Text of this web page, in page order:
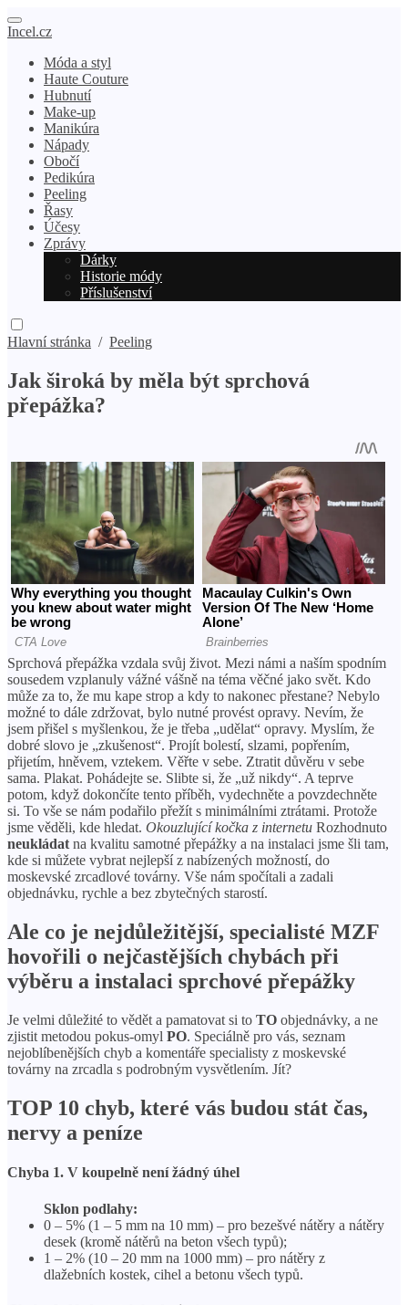
Incel.cz
Móda a styl
Haute Couture
Hubnutí
Make-up
Manikúra
Nápady
Obočí
Pedikúra
Peeling
Řasy
Účesy
Zprávy
Dárky
Historie módy
Příslušenství
Hlavní stránka / Peeling
Jak široká by měla být sprchová
přepážka?
Sprchová přepážka vzdala svůj život. Mezi námi a naším spodním
sousedem vzplanuly vážné vášně na téma věčné jako svět. Kdo
může za to, že mu kape strop a kdy to nakonec přestane? Nebylo
možné to dále zdržovat, bylo nutné provést opravy. Nevím, že
jsem přišel s myšlenkou, že je třeba „udělat“ opravy. Myslím, že
dobré slovo je „zkušenost“. Projít bolestí, slzami, popřením,
přijetím, hněvem, vztekem. Věřte v sebe. Ztratit důvěru v sebe
sama. Plakat. Pohádejte se. Slibte si, že „už nikdy“. A teprve
potom, když dokončíte tento příběh, vydechněte a povzdechněte
si. To vše se nám podařilo přežít s minimálními ztrátami. Protože
jsme věděli, kde hledat. Okouzlující kočka z internetu Rozhodnuto
neukládat na kvalitu samotné přepážky a na instalaci jsme šli tam,
kde si můžete vybrat nejlepší z nabízených možností, do
moskevské zrcadlové továrny. Vše nám spočítali a zadali
objednávku, rychle a bez zbytečných starostí.
Ale co je nejdůležitější, specialisté MZF
hovořili o nejčastějších chybách při
výběru a instalaci sprchové přepážky
Je velmi důležité to vědět a pamatovat si to TO objednávky, a ne
zjistit metodou pokus-omyl PO. Speciálně pro vás, seznam
nejoblíbenějších chyb a komentáře specialisty z moskevské
továrny na zrcadla s podrobným vysvětlením. Jít?
TOP 10 chyb, které vás budou stát čas,
nervy a peníze
Chyba 1. V koupelně není žádný úhel
Sklon podlahy:
0 – 5% (1 – 5 mm na 10 mm) – pro bezešvé nátěry a nátěry
desek (kromě nátěrů na beton všech typů);
1 – 2% (10 – 20 mm na 1000 mm) – pro nátěry z
dlažebních kostek, cihel a betonu všech typů.